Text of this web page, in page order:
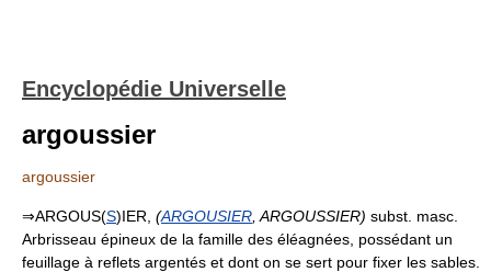
Encyclopédie Universelle
argoussier
argoussier
⇒ARGOUS(S)IER, (ARGOUSIER , ARGOUSSIER) subst. masc.
Arbrisseau épineux de la famille des éléagnées, possédant un
feuillage à reflets argentés et dont on se sert pour fixer les sables.